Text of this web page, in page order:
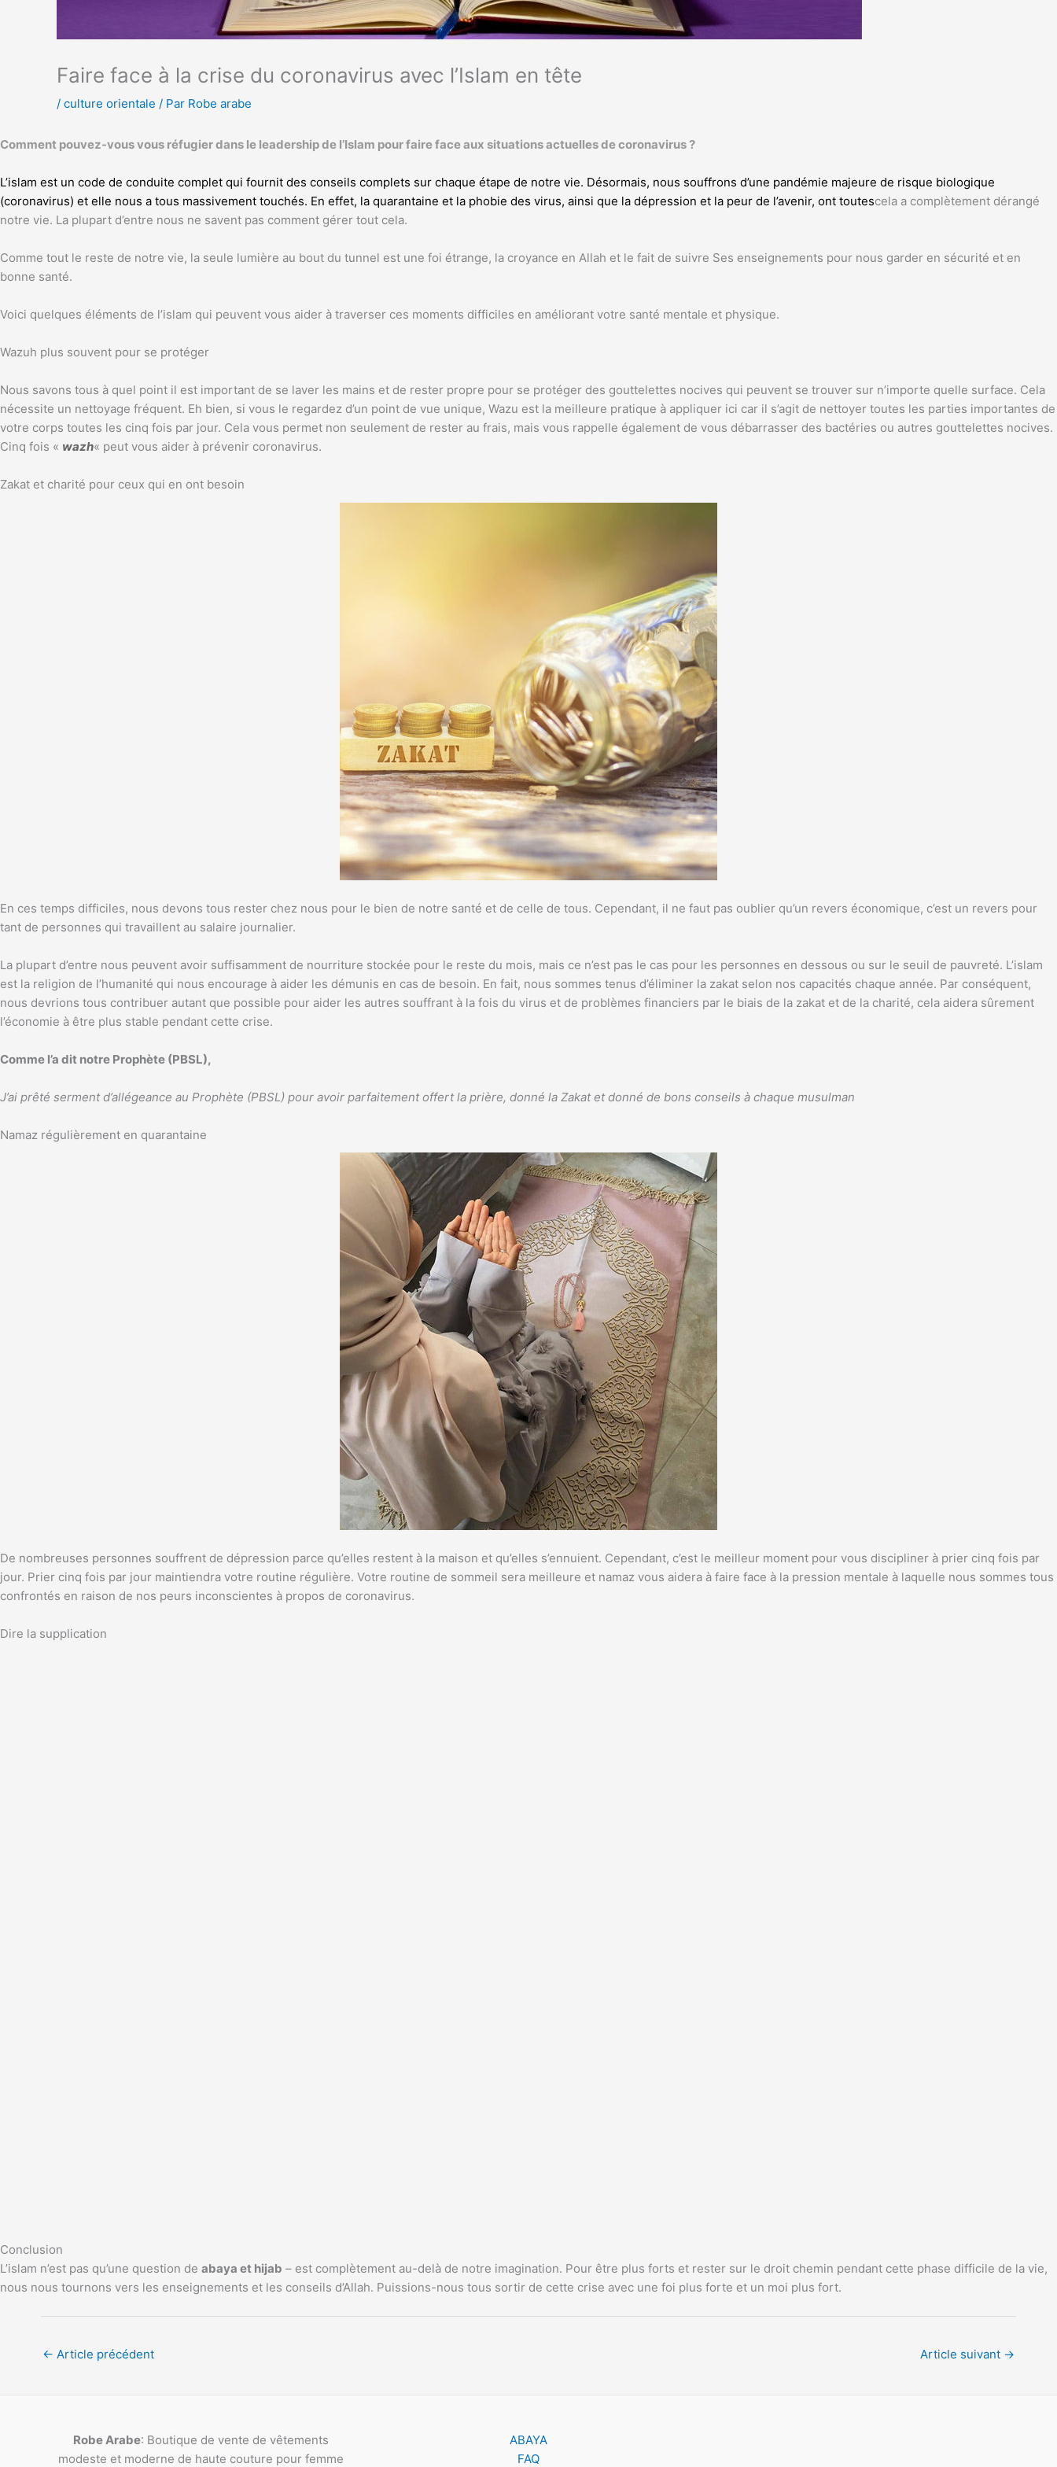
Faire face à la crise du coronavirus avec l’Islam en tête
/ culture orientale / Par Robe arabe
Comment pouvez-vous vous réfugier dans le leadership de l’Islam pour faire face aux situations actuelles de coronavirus ?
L’islam est un code de conduite complet qui fournit des conseils complets sur chaque étape de notre vie. Désormais, nous souffrons d’une pandémie majeure de risque biologique
(coronavirus) et elle nous a tous massivement touchés. En effet, la quarantaine et la phobie des virus, ainsi que la dépression et la peur de l’avenir, ont toutescela a complètement dérangé
notre vie. La plupart d’entre nous ne savent pas comment gérer tout cela.
Comme tout le reste de notre vie, la seule lumière au bout du tunnel est une foi étrange, la croyance en Allah et le fait de suivre Ses enseignements pour nous garder en sécurité et en
bonne santé.
Voici quelques éléments de l’islam qui peuvent vous aider à traverser ces moments difficiles en améliorant votre santé mentale et physique.
Wazuh plus souvent pour se protéger
Nous savons tous à quel point il est important de se laver les mains et de rester propre pour se protéger des gouttelettes nocives qui peuvent se trouver sur n’importe quelle surface. Cela
nécessite un nettoyage fréquent. Eh bien, si vous le regardez d’un point de vue unique, Wazu est la meilleure pratique à appliquer ici car il s’agit de nettoyer toutes les parties importantes de
votre corps toutes les cinq fois par jour. Cela vous permet non seulement de rester au frais, mais vous rappelle également de vous débarrasser des bactéries ou autres gouttelettes nocives.
Cinq fois « wazh« peut vous aider à prévenir coronavirus.
Zakat et charité pour ceux qui en ont besoin
En ces temps difficiles, nous devons tous rester chez nous pour le bien de notre santé et de celle de tous. Cependant, il ne faut pas oublier qu’un revers économique, c’est un revers pour
tant de personnes qui travaillent au salaire journalier.
La plupart d’entre nous peuvent avoir suffisamment de nourriture stockée pour le reste du mois, mais ce n’est pas le cas pour les personnes en dessous ou sur le seuil de pauvreté. L’islam
est la religion de l’humanité qui nous encourage à aider les démunis en cas de besoin. En fait, nous sommes tenus d’éliminer la zakat selon nos capacités chaque année. Par conséquent,
nous devrions tous contribuer autant que possible pour aider les autres souffrant à la fois du virus et de problèmes financiers par le biais de la zakat et de la charité, cela aidera sûrement
l’économie à être plus stable pendant cette crise.
Comme l’a dit notre Prophète (PBSL),
J’ai prêté serment d’allégeance au Prophète (PBSL) pour avoir parfaitement offert la prière, donné la Zakat et donné de bons conseils à chaque musulman
Namaz régulièrement en quarantaine
De nombreuses personnes souffrent de dépression parce qu’elles restent à la maison et qu’elles s’ennuient. Cependant, c’est le meilleur moment pour vous discipliner à prier cinq fois par
jour. Prier cinq fois par jour maintiendra votre routine régulière. Votre routine de sommeil sera meilleure et namaz vous aidera à faire face à la pression mentale à laquelle nous sommes tous
confrontés en raison de nos peurs inconscientes à propos de coronavirus.
Dire la supplication
Conclusion
L’islam n’est pas qu’une question de abaya et hijab – est complètement au-delà de notre imagination. Pour être plus forts et rester sur le droit chemin pendant cette phase difficile de la vie,
nous nous tournons vers les enseignements et les conseils d’Allah. Puissions-nous tous sortir de cette crise avec une foi plus forte et un moi plus fort.
← Article précédent Article suivant →
Robe Arabe: Boutique de vente de vêtements
modeste et moderne de haute couture pour femme
ABAYA
FAQ